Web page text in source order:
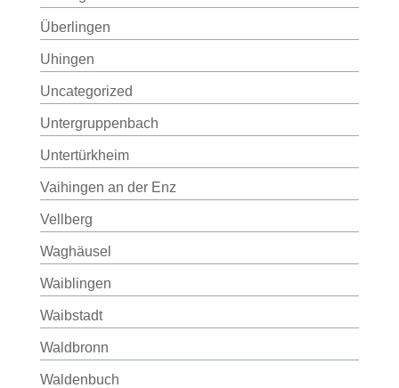
Überlingen
Uhingen
Uncategorized
Untergruppenbach
Untertürkheim
Vaihingen an der Enz
Vellberg
Waghäusel
Waiblingen
Waibstadt
Waldbronn
Waldenbuch